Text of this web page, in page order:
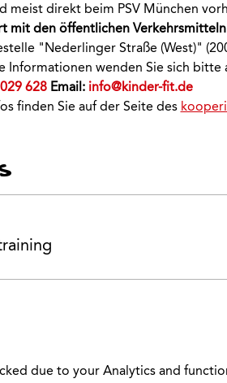
meist direkt beim PSV München
mit den öffentlichen Verkehrsmitteln
"Nederlinger Straße (West)"
Informationen wenden Sie sich
628 Email: info@kinder-fit.de
finden Sie auf der Seite des
due to your Analytics and